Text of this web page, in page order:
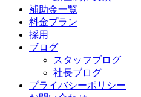
補助金一覧
料金プラン
採用
ブログ
スタッフブログ
社長ブログ
プライバシーポリシー